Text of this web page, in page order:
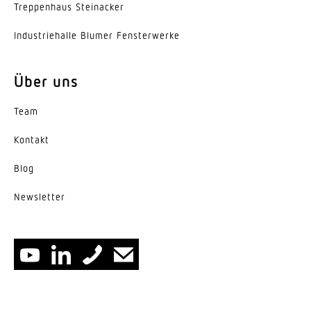
Trep­penhaus Steinacker
Indus­trie­halle Blumer Fensterwerke
Über uns
Team
Kontakt
Blog
News­letter